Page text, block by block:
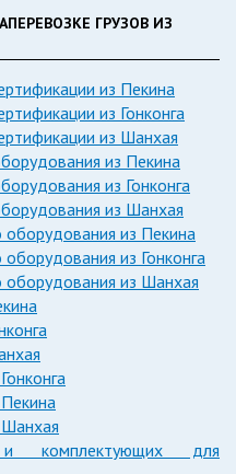
ГРУЗОВ ИЗ
из Пекина
из Гонконга
из Шанхая
из Пекина
из Гонконга
из Шанхая
из Пекина
из Гонконга
из Шанхая
Шанхая
и комплектующих для